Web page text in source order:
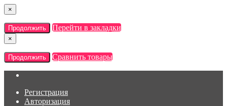
×
Продолжить Перейти в закладки
×
Продолжить Сравнить товары
Регистрация
Авторизация